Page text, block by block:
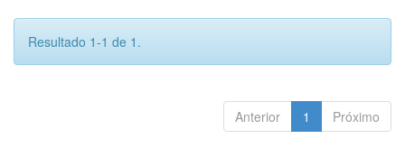
Resultado 1-1 de 1.
Anterior 1 Próximo